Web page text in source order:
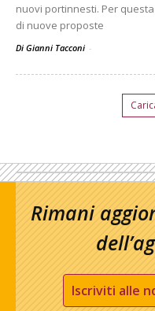
nuovi portinnesti. Per
di nuove proposte
Di Gianni Tacconi -
Rimani
Iscriviti alle